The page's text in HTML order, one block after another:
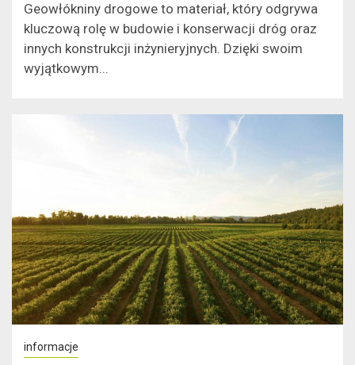
Geowłókniny drogowe to materiał, który odgrywa
kluczową rolę w budowie i konserwacji dróg oraz
innych konstrukcji inżynieryjnych. Dzięki swoim
wyjątkowym...
informacje